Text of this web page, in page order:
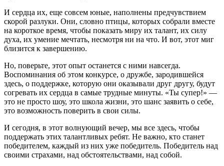
И сердца их, еще совсем юные, наполнены предчувствием
скорой разлуки. Они, словно птицы, которых собрали вместе
на короткое время, чтобы показать миру их талант, их силу
духа, их умение мечтать, несмотря ни на что. И вот, этот миг
близится к завершению.
Но, поверьте, этот опыт останется с ними навсегда.
Воспоминания об этом конкурсе, о дружбе, зародившейся
здесь, о поддержке, которую они оказывали друг другу, будут
согревать их сердца в самые трудные минуты. «Ты супер!» —
это не просто шоу, это школа жизни, это шанс заявить о себе,
это возможность поверить в свои силы.
И сегодня, в этот волнующий вечер, мы все здесь, чтобы
поддержать этих талантливых ребят. Не важно, кто станет
победителем, каждый из них уже победитель. Победитель над
своими страхами, над обстоятельствами, над собой.